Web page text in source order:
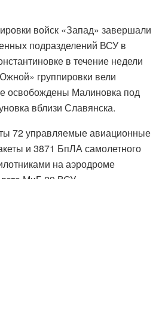
войск «Запад» завершали
подразделений ВСУ в
в течение недели
группировки вели
освобождены Малиновка под
вблизи Славянска.
72 управляемые авиационные
и 3871 БпЛА самолетного
на аэродроме
МиГ-29 ВСУ.